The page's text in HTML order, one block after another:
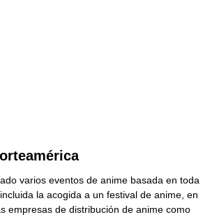
varios eventos de anime basada en toda
la acogida a un festival de anime, en
empresas de distribución de anime como